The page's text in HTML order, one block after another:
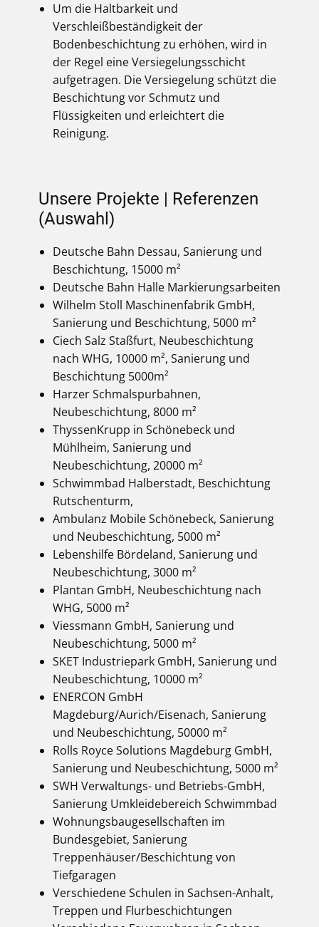
Um die Haltbarkeit und
Verschleißbeständigkeit der
Bodenbeschichtung zu erhöhen, wird in
der Regel eine Versiegelungsschicht
aufgetragen. Die Versiegelung schützt die
Beschichtung vor Schmutz und
Flüssigkeiten und erleichtert die
Reinigung.
Unsere Projekte | Referenzen
(Auswahl)
Deutsche Bahn Dessau, Sanierung und
Beschichtung, 15000 m²
Deutsche Bahn Halle Markierungsarbeiten
Wilhelm Stoll Maschinenfabrik GmbH,
Sanierung und Beschichtung, 5000 m²
Ciech Salz Staßfurt, Neubeschichtung
nach WHG, 10000 m², Sanierung und
Beschichtung 5000m²
Harzer Schmalspurbahnen,
Neubeschichtung, 8000 m²
ThyssenKrupp in Schönebeck und
Mühlheim, Sanierung und
Neubeschichtung, 20000 m²
Schwimmbad Halberstadt, Beschichtung
Rutschenturm,
Ambulanz Mobile Schönebeck, Sanierung
und Neubeschichtung, 5000 m²
Lebenshilfe Bördeland, Sanierung und
Neubeschichtung, 3000 m²
Plantan GmbH, Neubeschichtung nach
WHG, 5000 m²
Viessmann GmbH, Sanierung und
Neubeschichtung, 5000 m²
SKET Industriepark GmbH, Sanierung und
Neubeschichtung, 10000 m²
ENERCON GmbH
Magdeburg/Aurich/Eisenach, Sanierung
und Neubeschichtung, 50000 m²
Rolls Royce Solutions Magdeburg GmbH,
Sanierung und Neubeschichtung, 5000 m²
SWH Verwaltungs- und Betriebs-GmbH,
Sanierung Umkleidebereich Schwimmbad
Wohnungsbaugesellschaften im
Bundesgebiet, Sanierung
Treppenhäuser/Beschichtung von
Tiefgaragen
Verschiedene Schulen in Sachsen-Anhalt,
Treppen und Flurbeschichtungen